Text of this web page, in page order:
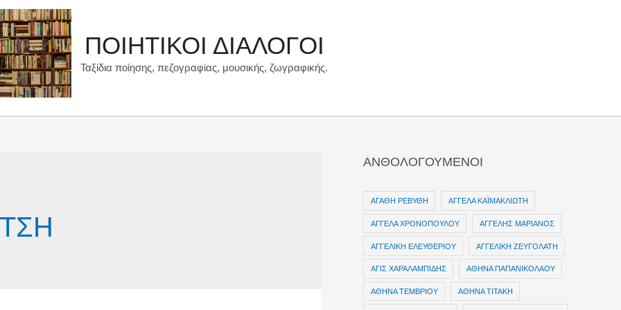
ΠΟΙΗΤΙΚΟΙ ΔΙΑΛΟΓΟΙ
Ταξίδια ποίησης, πεζογραφίας, μουσικής, ζωγραφικής.
ΑΝΘΟΛΟΓΟΥΜΕΝΟΙ
ΑΓΑΘΗ ΡΕΒΥΘΗ ΑΓΓΕΛΑ ΚΑΪΜΑΚΛΙΩΤΗ
ΑΓΓΕΛΑ ΧΡΟΝΟΠΟΥΛΟΥ ΑΓΓΕΛΗΣ ΜΑΡΙΑΝΟΣ
ΑΓΓΕΛΙΚΗ ΕΛΕΥΘΕΡΙΟΥ ΑΓΓΕΛΙΚΗ ΖΕΥΓΟΛΑΤΗ
ΑΓΙΣ ΧΑΡΑΛΑΜΠΙΔΗΣ ΑΘΗΝΑ ΠΑΠΑΝΙΚΟΛΑΟΥ
ΑΘΗΝΑ ΤΕΜΒΡΙΟΥ ΑΘΗΝΑ ΤΙΤΑΚΗ